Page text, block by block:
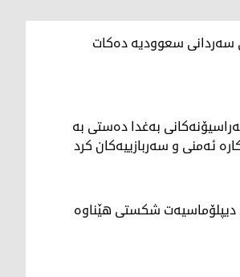
سەردانی سعوودیە دەکات
بەغدا دەستی بە
ئەمنی و سەربازییەکان کرد
دیپلۆماسیەت شکستی هێناوە